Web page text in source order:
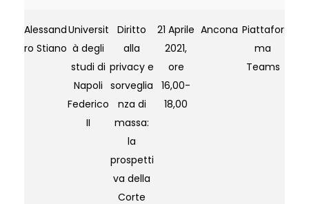
Alessand
ro Stiano
Universit
à degli
studi di
Napoli
Federico
II
Diritto
alla
privacy e
sorveglia
nza di
massa:
la
prospetti
va della
Corte
21 Aprile
2021,
ore
16,00-
18,00
Ancona Piattafor
ma
Teams